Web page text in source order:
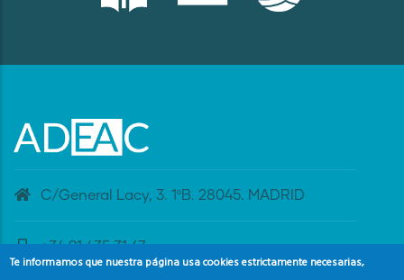
C/General Lacy, 3. 1ºB. 28045. MADRID
+34 91 435 31 47
Te informamos que nuestra página usa cookies estrictamente necesarias,